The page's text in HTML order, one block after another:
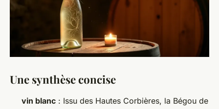
Une synthèse concise
vin blanc : Issu des Hautes Corbières, la Bégou de